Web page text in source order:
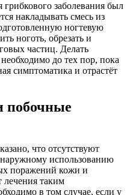
заболевания был
накладывать смесь из
ногтевую
ноготь, обрезать и
частиц. Делать
до тех пор, пока
симптоматика и отрастёт
побочные
что отсутствуют
использованию
поражений кожи и
лечения таким
в том случае, если у